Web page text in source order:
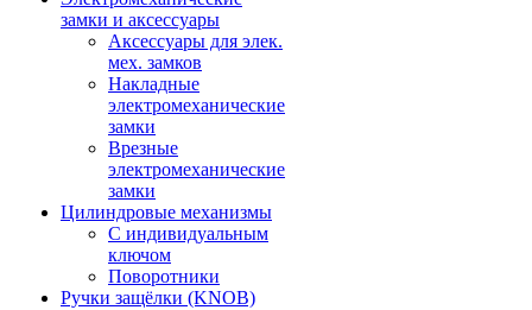
замки и аксессуары
Аксессуары для элек.
мех. замков
Накладные
электромеханические
замки
Врезные
электромеханические
замки
Цилиндровые механизмы
С индивидуальным
ключом
Поворотники
Ручки защёлки (KNOB)